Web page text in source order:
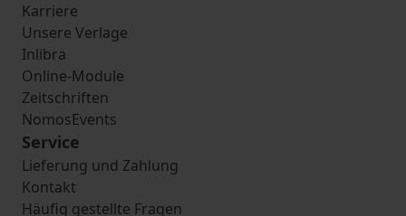
Karriere
Unsere Verlage
Inlibra
Online-Module
Zeitschriften
NomosEvents
Service
Lieferung und Zahlung
Kontakt
Häufig gestellte Fragen